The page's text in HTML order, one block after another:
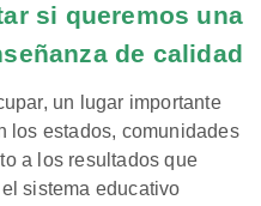
si queremos una
de calidad
un lugar importante
los estados, comunidades
a los resultados que
sistema educativo